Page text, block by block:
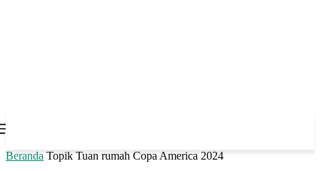
Beranda Topik Tuan rumah Copa America 2024